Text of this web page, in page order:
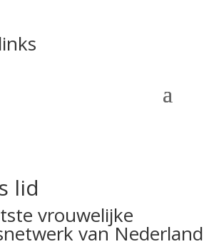
lid
vrouwelijke
van Nederland